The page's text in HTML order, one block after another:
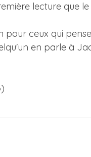
lecture que
pour ceux qui
en parle à